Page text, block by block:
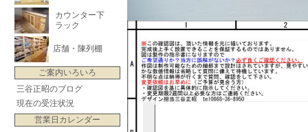
カウンター下
ラック
店舗・陳列棚
ご案内いろいろ
三谷正昭のブログ
現在の受注状況
営業日カレンダー